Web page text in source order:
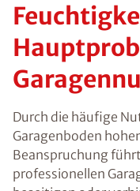
Durch die häufige
Garagenboden
Beanspruchung
professionellen